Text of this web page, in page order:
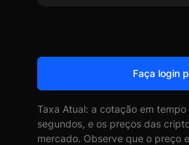
Faça login
Taxa Atual: a cotação em
segundos, e os preços das
mercado. Observe que o preço